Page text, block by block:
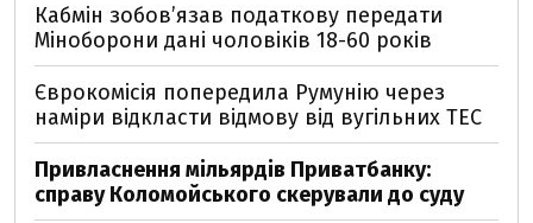
Кабмін зобовʼязав податкову передати
Міноборони дані чоловіків 18-60 років
Єврокомісія попередила Румунію через
наміри відкласти відмову від вугільних ТЕС
Привласнення мільярдів Приватбанку:
справу Коломойського скерували до суду